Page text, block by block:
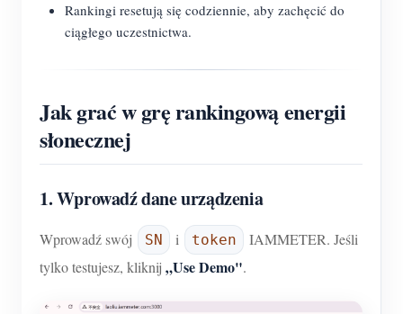
Rankingi resetują się codziennie, aby zachęcić do
ciągłego uczestnictwa.
Jak grać w grę rankingową energii
słonecznej
1. Wprowadź dane urządzenia
Wprowadź swój SN i token
IAMMETER. Jeśli
tylko testujesz, kliknij „Use Demo".